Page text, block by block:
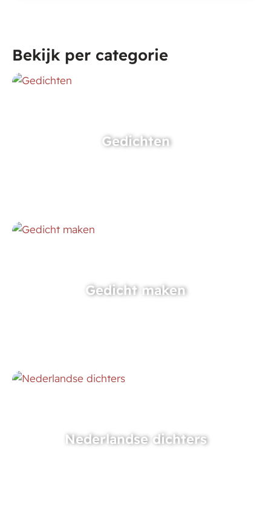
Bekijk per categorie
Gedichten
Gedicht maken
Nederlandse dichters